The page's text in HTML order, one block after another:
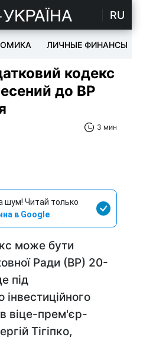
RU
ЛИЧНЫЕ ФИНАНСЫ
кодекс
до ВР
3 мин
шум! Читай только
в Google
може бути
Ради (ВР) 20-
під
віце-прем'єр-
Тігіпко,